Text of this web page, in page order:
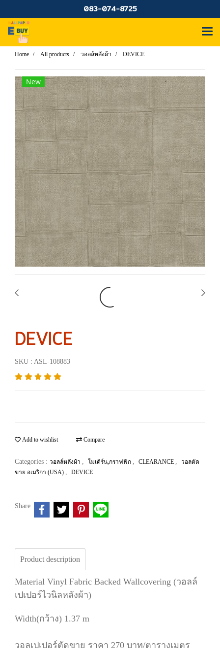
083-074-8725
Home All products วอลล์หลังผ้า DEVICE
New
DEVICE
SKU : ASL-108883
Add to wishlist Compare
Categories : วอลล์หลังผ้า , โมเดิร์น,กราฟฟิก , CLEARANCE ,
วอลตัด
ขาย อเมริกา (USA) , DEVICE
Share
Product description
Material Vinyl Fabric Backed Wallcovering (วอลล์
เปเปอร์ไวนิลหลังผ้า)
Width(กว้าง) 1.37 m
วอลเปเปอร์ตัดขาย ราคา 270 บาท/ตารางเมตร